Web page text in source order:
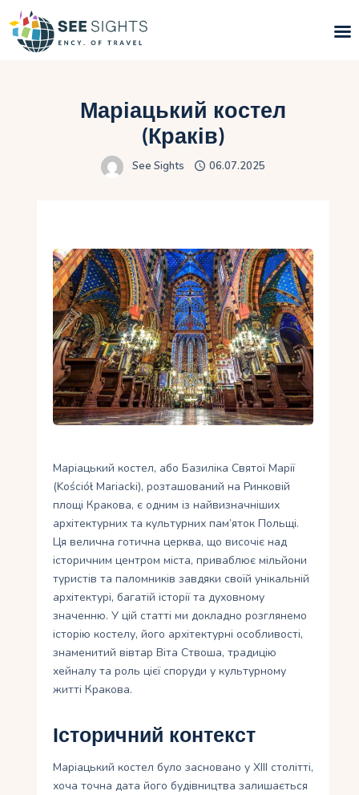
Типи Турів
Інфо
Блог
Контакти
Укр
Маріацький костел
(Краків)
See Sights 06.07.2025
Маріацький костел, або Базиліка Святої Марії
(Kościół Mariacki), розташований на Ринковій
площі Кракова, є одним із найвизначніших
архітектурних та культурних пам’яток Польщі.
Ця велична готична церква, що височіє над
історичним центром міста, приваблює мільйони
туристів та паломників завдяки своїй унікальній
архітектурі, багатій історії та духовному
значенню. У цій статті ми докладно розглянемо
історію костелу, його архітектурні особливості,
знаменитий вівтар Віта Ствоша, традицію
хейналу та роль цієї споруди у культурному
житті Кракова.
Історичний контекст
Маріацький костел було засновано у XIII столітті,
хоча точна дата його будівництва залишається